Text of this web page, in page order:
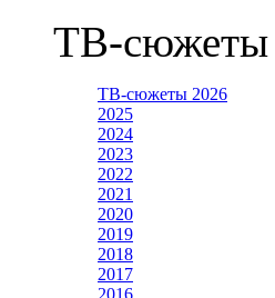
ТВ-сюжеты
ТВ-сюжеты 2026
2025
2024
2023
2022
2021
2020
2019
2018
2017